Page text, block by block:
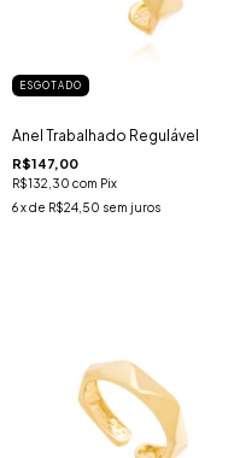
ESGOTADO
Anel Trabalhado Regulável
R$147,00
R$132,30 com Pix
6x de R$24,50 sem juros